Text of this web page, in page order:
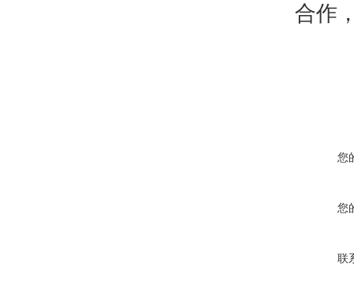
合作
您
您
联